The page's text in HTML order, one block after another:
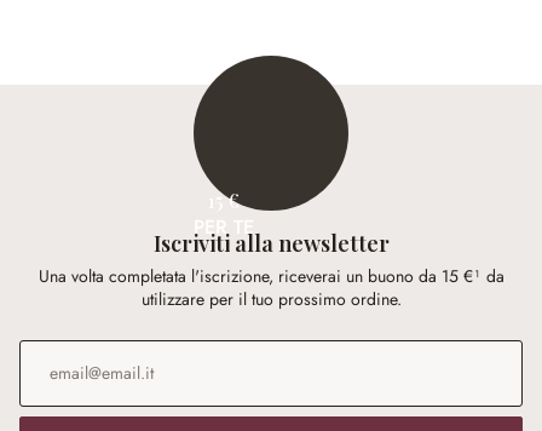
15 €
PER TE
Iscriviti alla newsletter
Una volta completata l'iscrizione, riceverai un buono da 15 €¹ da
utilizzare per il tuo prossimo ordine.
Indirizzo e-mail